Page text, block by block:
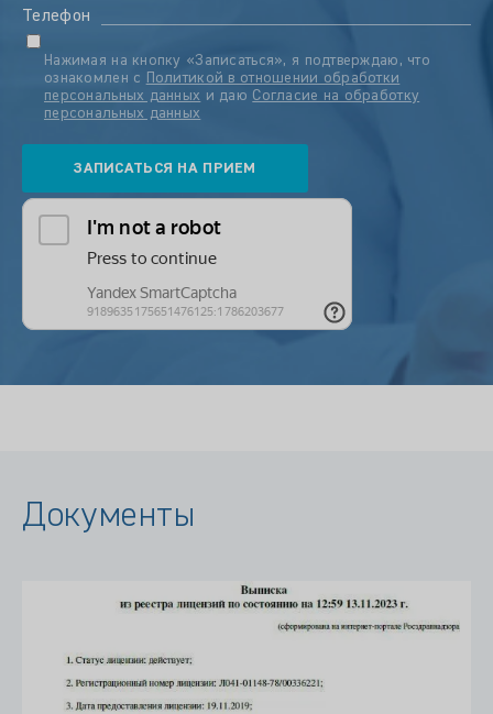
Телефон
Нажимая на кнопку «Записаться», я подтверждаю, что
ознакомлен с
Политикой в отношении обработки
персональных данных и даю Согласие на обработку
персональных данных
Документы